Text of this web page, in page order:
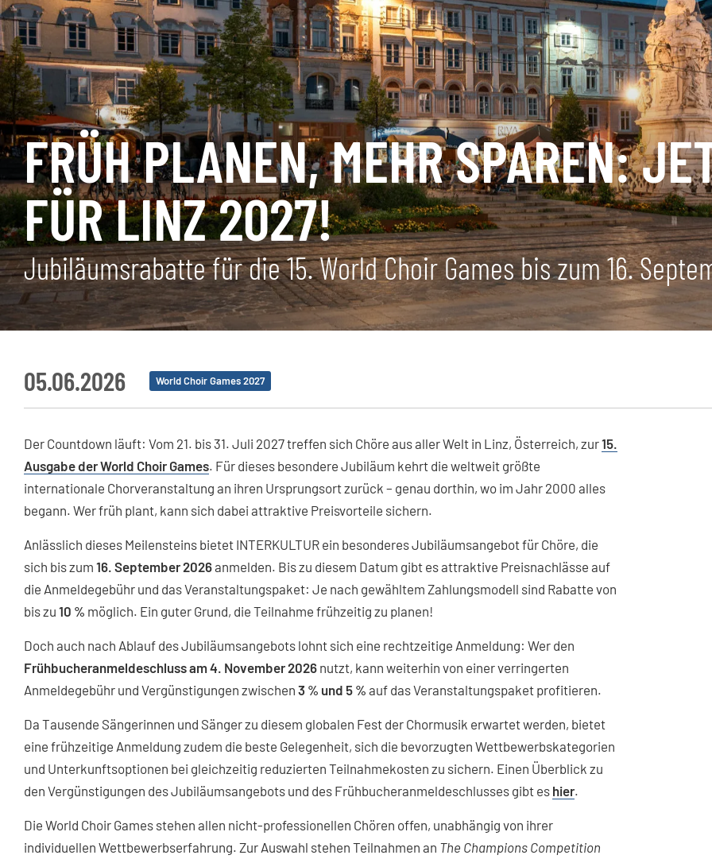
FRÜH PLANEN, MEHR SPAREN:
FÜR LINZ 2027!
Jubiläumsrabatte für die 15. World Choir Games bis zum 16.
05.06.2026 World Choir Games 2027
Der Countdown läuft: Vom 21. bis 31. Juli 2027 treffen sich Chöre aus aller Welt in Linz, Österreich, zur15.
Ausgabe der World Choir Games. Für dieses besondere Jubiläum kehrt die weltweit größte
internationale Chorveranstaltung an ihren Ursprungsort zurück – genau dorthin, wo im Jahr 2000 alles
begann. Wer früh plant, kann sich dabei attraktive Preisvorteile sichern.
Anlässlich dieses Meilensteins bietet INTERKULTUR ein besonderes Jubiläumsangebot für Chöre, die
sich bis zum 16. September 2026anmelden. Bis zu diesem Datum gibt es attraktive Preisnachlässe auf
die Anmeldegebühr und das Veranstaltungspaket: Je nach gewähltem Zahlungsmodell sind Rabatte von
bis zu 10 % möglich. Ein guter Grund, die Teilnahme frühzeitig zu planen!
Doch auch nach Ablauf des Jubiläumsangebots lohnt sich eine rechtzeitige Anmeldung: Wer den
Frühbucheranmeldeschluss am 4. November 2026 nutzt, kann weiterhin von einer verringerten
Anmeldegebühr und Vergünstigungen zwischen 3 % und 5 % auf das Veranstaltungspaket profitieren.
Da Tausende Sängerinnen und Sänger zu diesem globalen Fest der Chormusik erwartet werden, bietet
eine frühzeitige Anmeldung zudem die beste Gelegenheit, sich die bevorzugten Wettbewerbskategorien
und Unterkunftsoptionen bei gleichzeitig reduzierten Teilnahmekosten zu sichern. Einen Überblick zu
den Vergünstigungen des Jubiläumsangebots und des Frühbucheranmeldeschlusses gibt es hier.
Die World Choir Games stehen allen nicht-professionellen Chören offen, unabhängig von ihrer
individuellen Wettbewerbserfahrung. Zur Auswahl stehen Teilnahmen an The Champions Competition